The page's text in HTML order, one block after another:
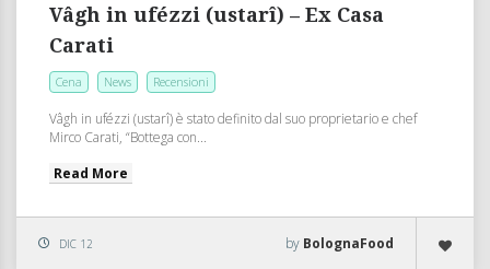
Vâgh in ufézzi (ustarî) – Ex Casa
Carati
Cena News Recensioni
Vâgh in ufézzi (ustarî) è stato definito dal suo proprietario e chef
Mirco Carati, “Bottega con...
Read More
DIC 12 by BolognaFood